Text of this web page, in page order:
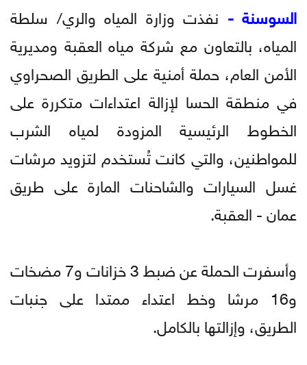
السوسنة - نفذت وزارة المياه والري/ سلطة
المياه، بالتعاون مع شركة مياه العقبة ومديرية
الأمن العام، حملة أمنية على الطريق الصحراوي
في منطقة الحسا لإزالة اعتداءات متكررة على
الخطوط الرئيسية المزودة لمياه الشرب
للمواطنين، والتي كانت تُستخدم لتزويد مرشات
غسل السيارات والشاحنات المارة على طريق
عمان - العقبة.
وأسفرت الحملة عن ضبط 3 خزانات و7 مضخات
و16 مرشا وخط اعتداء ممتدا على جنبات
الطريق، وإزالتها بالكامل.